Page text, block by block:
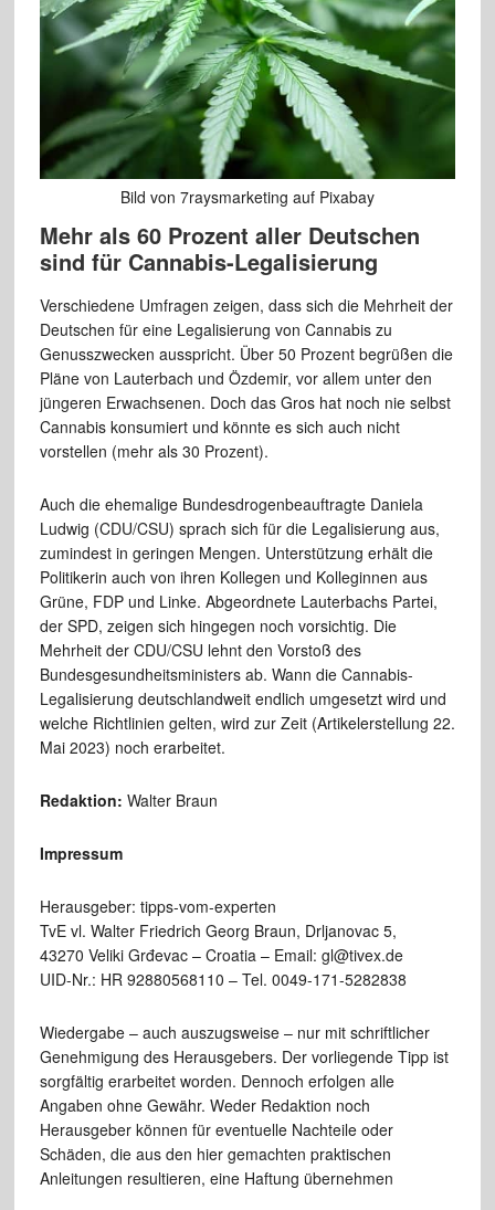
Bild von 7raysmarketing auf Pixabay
Mehr als 60 Prozent aller Deutschen
sind für Cannabis-Legalisierung
Verschiedene Umfragen zeigen, dass sich die Mehrheit der
Deutschen für eine Legalisierung von Cannabis zu
Genusszwecken ausspricht. Über 50 Prozent begrüßen die
Pläne von Lauterbach und Özdemir, vor allem unter den
jüngeren Erwachsenen. Doch das Gros hat noch nie selbst
Cannabis konsumiert und könnte es sich auch nicht
vorstellen (mehr als 30 Prozent).
Auch die ehemalige Bundesdrogenbeauftragte Daniela
Ludwig (CDU/CSU) sprach sich für die Legalisierung aus,
zumindest in geringen Mengen. Unterstützung erhält die
Politikerin auch von ihren Kollegen und Kolleginnen aus
Grüne, FDP und Linke. Abgeordnete Lauterbachs Partei,
der SPD, zeigen sich hingegen noch vorsichtig. Die
Mehrheit der CDU/CSU lehnt den Vorstoß des
Bundesgesundheitsministers ab. Wann die Cannabis-
Legalisierung deutschlandweit endlich umgesetzt wird und
welche Richtlinien gelten, wird zur Zeit (Artikelerstellung 22.
Mai 2023) noch erarbeitet.
Redaktion: Walter Braun
Impressum
Herausgeber: tipps-vom-experten
TvE vl. Walter Friedrich Georg Braun, Drljanovac 5,
43270 Veliki Grđevac – Croatia – Email: gl@tivex.de
UID-Nr.: HR 92880568110 – Tel. 0049-171-5282838
Wiedergabe – auch auszugsweise – nur mit schriftlicher
Genehmigung des Herausgebers. Der vorliegende Tipp ist
sorgfältig erarbeitet worden. Dennoch erfolgen alle
Angaben ohne Gewähr. Weder Redaktion noch
Herausgeber können für eventuelle Nachteile oder
Schäden, die aus den hier gemachten praktischen
Anleitungen resultieren, eine Haftung übernehmen